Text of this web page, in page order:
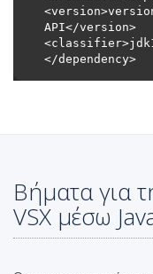
Βήματα για
VSX μέσω